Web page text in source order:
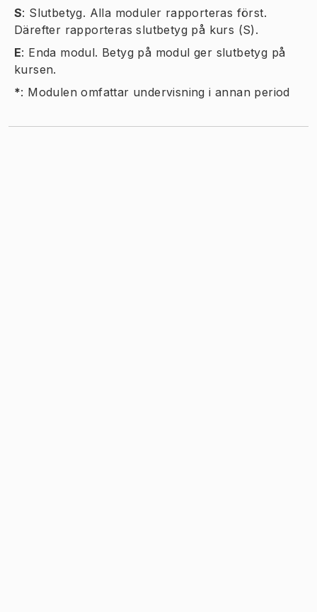
S: Slutbetyg. Alla moduler rapporteras först.
Därefter rapporteras slutbetyg på kurs (S).
E: Enda modul. Betyg på modul ger slutbetyg på
kursen.
*: Modulen omfattar undervisning i annan period